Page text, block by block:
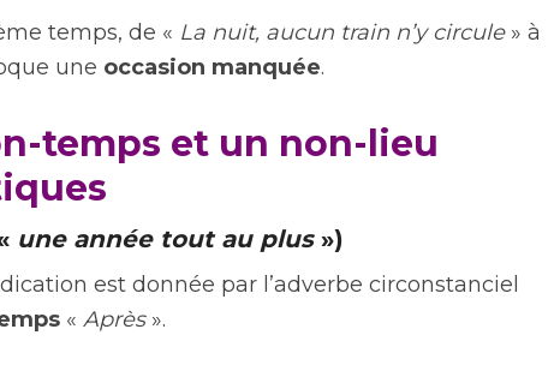
temps, de « La nuit, aucun train n’y circule» à
une occasion manquée.
temps et un non-lieu
une année tout au plus»)
est donnée par l’adverbe circonstanciel
« Après».